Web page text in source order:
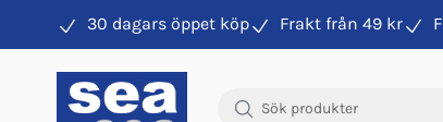
30 dagars öppet köp Frakt från 49 kr
Hitta rätt produkter till din båtmotor